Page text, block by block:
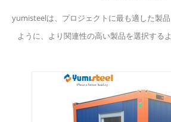
yumisteelは、プロジェクトに最も適した製
ように、より関連性の高い製品を選択する